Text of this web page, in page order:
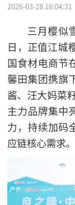
2026-03-28 16:04:31
三月樱似
日，正值江城
国食材电商节
馨田集团携旗
酱、汪大妈菜
主力品牌集中
力，持续加码
应链核心需求。